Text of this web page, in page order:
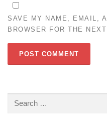
SAVE MY NAME, EMAIL,
BROWSER FOR THE
Search